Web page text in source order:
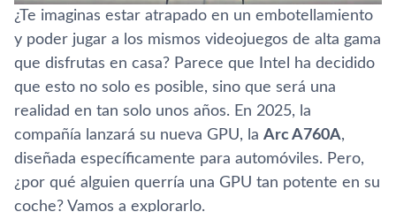
¿Te imaginas estar atrapado en un embotellamiento
y poder jugar a los mismos videojuegos de alta gama
que disfrutas en casa? Parece que Intel ha decidido
que esto no solo es posible, sino que será una
realidad en tan solo unos años. En 2025, la
compañía lanzará su nueva GPU, la Arc A760A,
diseñada específicamente para automóviles. Pero,
¿por qué alguien querría una GPU tan potente en su
coche? Vamos a explorarlo.